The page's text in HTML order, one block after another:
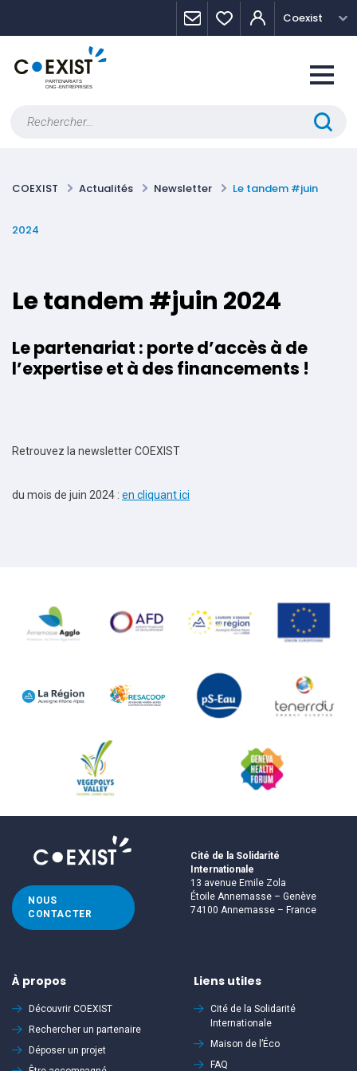
Coexist
COEXIST Actualités Newsletter Le tandem #juin
2024
Le tandem #juin 2024
Le partenariat : porte d’accès à de
l’expertise et à des financements !
Retrouvez la newsletter COEXIST
du mois de juin 2024 : en cliquant ici
NOUS
CONTACTER
Cité de la Solidarité
Internationale
13 avenue Emile Zola
Étoile Annemasse – Genève
74100 Annemasse – France
À propos
Découvrir COEXIST
Rechercher un partenaire
Déposer un projet
Liens utiles
Cité de la Solidarité
Internationale
Maison de l’Éco
FAQ